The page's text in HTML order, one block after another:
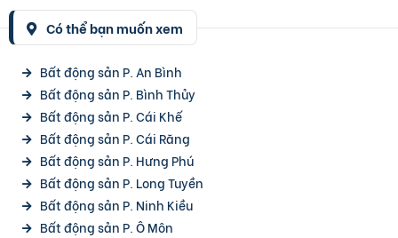
Có thể bạn muốn xem
Bất động sản P. An Bình
Bất động sản P. Bình Thủy
Bất động sản P. Cái Khế
Bất động sản P. Cái Răng
Bất động sản P. Hưng Phú
Bất động sản P. Long Tuyền
Bất động sản P. Ninh Kiều
Bất động sản P. Ô Môn